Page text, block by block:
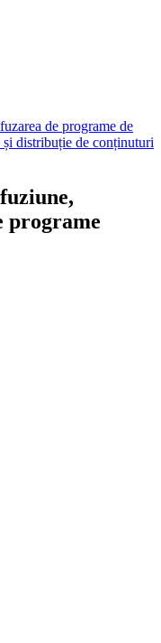
de programe de
distribuție de conținuturi
programe